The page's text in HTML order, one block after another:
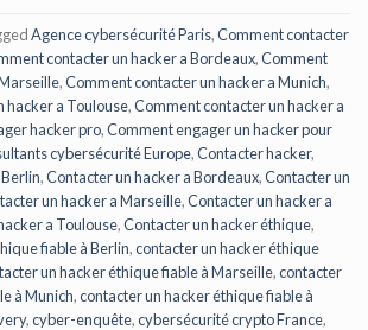
Agence cybersécurité Paris,Comment contacter
contacter un hacker a Bordeaux,Comment
,Comment contacter un hacker a Munich,
hacker a Toulouse,Comment contacter un hacker a
hacker pro,Comment engager un hacker pour
cybersécurité Europe,Contacter hacker,
,Contacter un hacker a Bordeaux,Contacter un
un hacker a Marseille,Contacter un hacker a
a Toulouse,Contacter un hacker éthique,
fiable à Berlin,contacter un hacker éthique
un hacker éthique fiable à Marseille,contacter
à Munich,contacter un hacker éthique fiable à
,cyber-enquête,cybersécurité crypto France,